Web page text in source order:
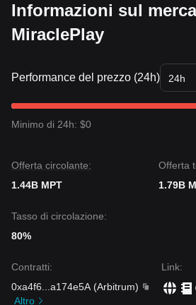
Informazioni sul
MiraclePlay
Performance del prezzo (24h) 24h
Minimo di 24h: $0
Offerta circolante:
1.44B MPT
Offerta
1.79B
Tasso di circolazione:
80%
Contratti:
0xa4f6
a174e5A (Arbitrum)
Altro
Link: